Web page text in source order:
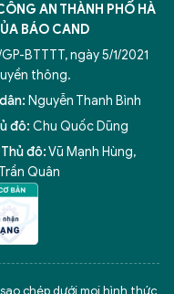
AN THÀNH PHỐ HÀ
BÁO CAND
BTTTT, ngày 5/1/2021
thông.
Nguyễn Thanh Bình
đô: Chu Quốc Dũng
đô:Vũ Mạnh Hùng,
Quân
chép dưới mọi hình thức
pháp xử lý điểm nghẽn của